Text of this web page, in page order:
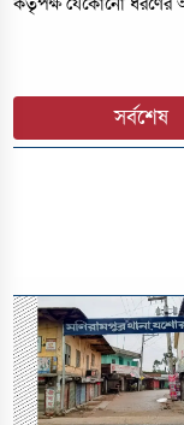
সর্বশেষ